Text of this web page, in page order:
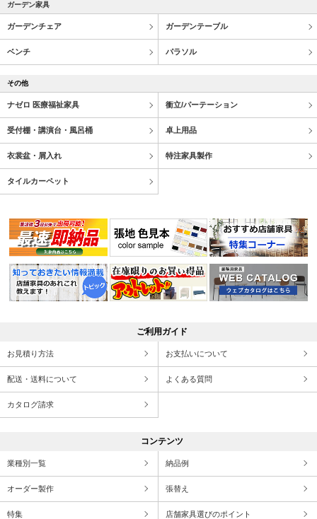
ガーデン家具
ガーデンチェア ガーデンテーブル
ベンチ パラソル
その他
ナゼロ 医療福祉家具 衝立/パーテーション
受付棚・講演台・風呂桶 卓上用品
衣裳盆・屑入れ 特注家具製作
タイルカーペット
ご利用ガイド
お見積り方法 お支払いについて
配送・送料について よくある質問
カタログ請求
コンテンツ
業種別一覧 納品例
オーダー製作 張替え
特集 店舗家具選びのポイント